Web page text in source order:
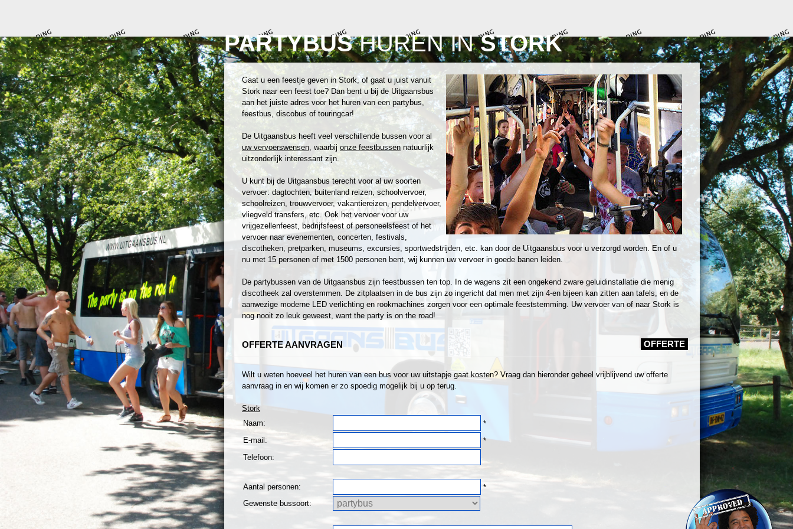
PARTYBUSHUREN INSTORK
Gaat u een feestje geven in Stork, of gaat u juist vanuit
Stork naar een feest toe? Dan bent u bij de Uitgaansbus
aan het juiste adres voor het huren van een partybus,
feestbus, discobus of touringcar!
De Uitgaansbus heeft veel verschillende bussen voor al
uw vervoerswensen, waarbij onze feestbussen natuurlijk
uitzonderlijk interessant zijn.
U kunt bij de Uitgaansbus terecht voor al uw soorten
vervoer: dagtochten, buitenland reizen, schoolvervoer,
schoolreizen, trouwvervoer, vakantiereizen, pendelvervoer,
vliegveld transfers, etc. Ook het vervoer voor uw
vrijgezellenfeest, bedrijfsfeest of personeelsfeest of het
vervoer naar evenementen, concerten, festivals,
discotheken, pretparken, museums, excursies, sportwedstrijden, etc. kan door de Uitgaansbus voor u verzorgd worden. En of u
nu met 15 personen of met 1500 personen bent, wij kunnen uw vervoer in goede banen leiden.
De partybussen van de Uitgaansbus zijn feestbussen ten top. In de wagens zit een ongekend zware geluidinstallatie die menig
discotheek zal overstemmen. De zitplaatsen in de bus zijn zo ingericht dat men met zijn 4-en bijeen kan zitten aan tafels, en de
aanwezige moderne LED verlichting en rookmachines zorgen voor een optimale feeststemming. Uw vervoer van of naar Stork is
nog nooit zo leuk geweest, want the party is on the road!
OFFERTE AANVRAGEN OFFERTE
Wilt u weten hoeveel het huren van een bus voor uw uitstapje gaat kosten? Vraag dan hieronder geheel vrijblijvend uw offerte
aanvraag in en wij komen er zo spoedig mogelijk bij u op terug.
Stork
Naam:
*
E-mail:
*
Telefoon:
Aantal personen:
*
Gewenste bussoort: